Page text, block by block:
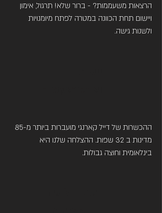
זה פשוט עובד
הרצאות משעממות? - ברור שלא! תרגול, אימון
ויישום תחת הכוונה במטרה לפתח מיומנויות
ולשנות גישה.
ההכשרות של דייל קארנגי מועברות ביותר מ-85
מדינות ב 32 שפות. ההצלחה שלנו היא
בינלאומית וחוצה גבולות.